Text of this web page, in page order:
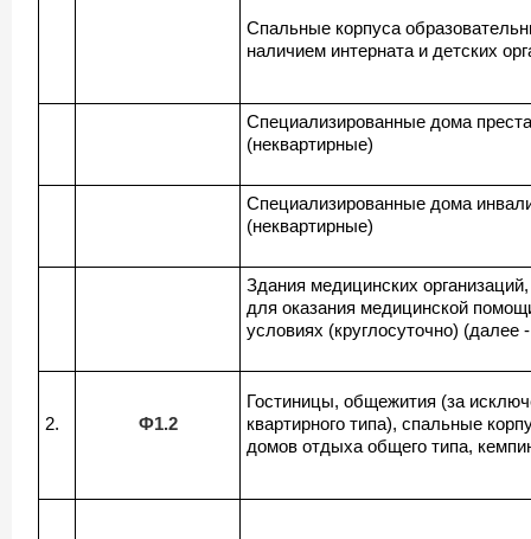
Спальные корпуса
наличием интерната и детских
Специализированные дома
(неквартирные)
Специализированные дома
(неквартирные)
Здания медицинских
для оказания медицинской
условиях (круглосуточно) (далее
2. Ф1.2
Гостиницы, общежития (за
квартирного типа), спальные
домов отдыха общего типа,